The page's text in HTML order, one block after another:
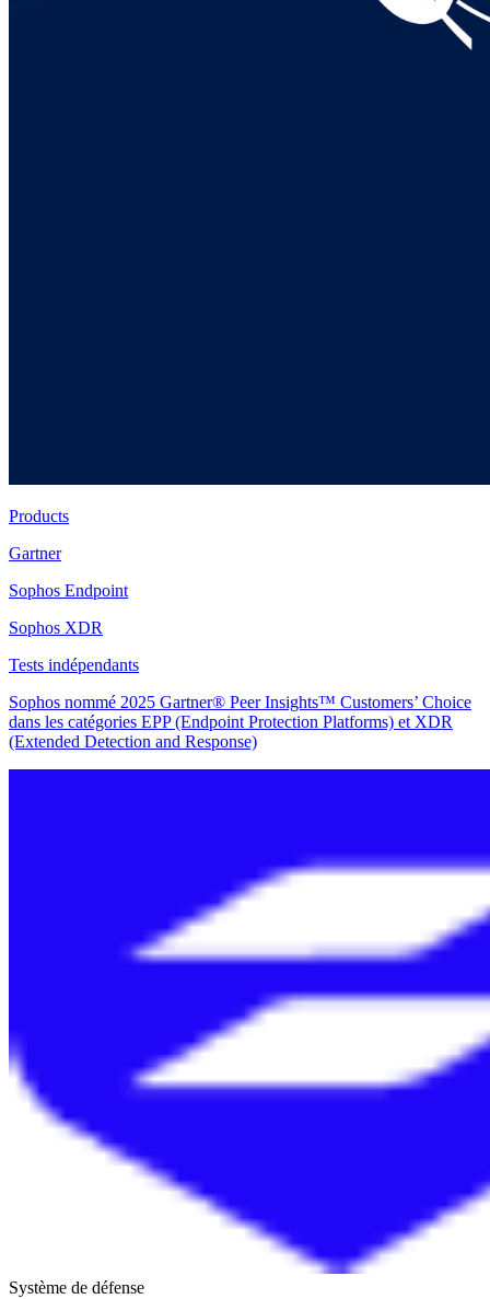
Products
Gartner
Sophos Endpoint
Sophos XDR
Tests indépendants
Sophos nommé 2025 Gartner® Peer Insights™ Customers’ Choice
dans les catégories EPP (Endpoint Protection Platforms) et XDR
(Extended Detection and Response)
Système de défense